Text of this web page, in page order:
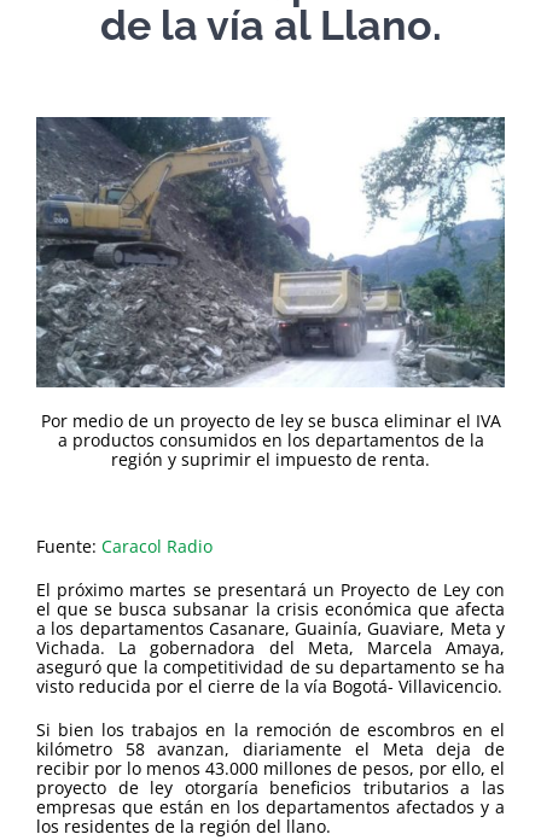
de la vía al Llano.
Por medio de un proyecto de ley se busca eliminar el IVA
a productos consumidos en los departamentos de la
región y suprimir el impuesto de renta.
Fuente: Caracol Radio
El próximo martes se presentará un Proyecto de Ley con
el que se busca subsanar la crisis económica que afecta
a los departamentos Casanare, Guainía, Guaviare, Meta y
Vichada. La gobernadora del Meta, Marcela Amaya,
aseguró que la competitividad de su departamento se ha
visto reducida por el cierre de la vía Bogotá- Villavicencio.
Si bien los trabajos en la remoción de escombros en el
kilómetro 58 avanzan, diariamente el Meta deja de
recibir por lo menos 43.000 millones de pesos, por ello, el
proyecto de ley otorgaría beneficios tributarios a las
empresas que están en los departamentos afectados y a
los residentes de la región del llano.